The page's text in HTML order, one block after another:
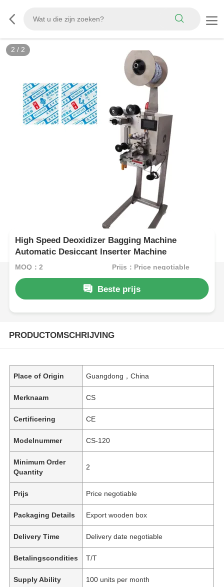
2 / 2
High Speed Deoxidizer Bagging Machine
Automatic Desiccant Inserter Machine
MOQ：2 Prijs：Price negotiable
Beste prijs
PRODUCTOMSCHRIJVING
Place of Origin Guangdong，China
Merknaam CS
Certificering CE
Modelnummer CS-120
Minimum Order
Quantity
2
Prijs Price negotiable
Packaging Details Export wooden box
Delivery Time Delivery date negotiable
Betalingscondities T/T
Supply Ability 100 units per month